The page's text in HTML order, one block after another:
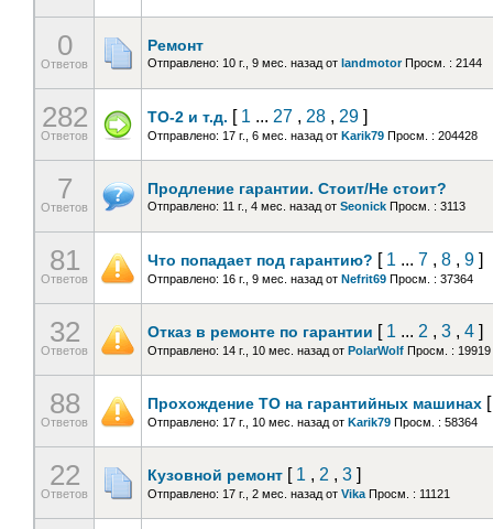
0
Ответов
Ремонт
Отправлено: 10 г., 9 мес. назад от landmotor Просм. : 2144
282
Ответов
ТО-2 и т.д. [ 1 ... 27 , 28 , 29 ]
Отправлено: 17 г., 6 мес. назад от Karik79 Просм. : 204428
7
Ответов
Продление гарантии. Стоит/Не стоит?
Отправлено: 11 г., 4 мес. назад от Seonick Просм. : 3113
81
Ответов
Что попадает под гарантию? [ 1 ... 7 , 8 , 9 ]
Отправлено: 16 г., 9 мес. назад от Nefrit69 Просм. : 37364
32
Ответов
Отказ в ремонте по гарантии [ 1 ... 2 , 3 , 4 ]
Отправлено: 14 г., 10 мес. назад от PolarWolf Просм. : 19919
88
Ответов
Прохождение ТО на гарантийных машинах
Отправлено: 17 г., 10 мес. назад от Karik79 Просм. : 58364
22
Ответов
Кузовной ремонт [ 1 , 2 , 3 ]
Отправлено: 17 г., 2 мес. назад от Vika Просм. : 11121